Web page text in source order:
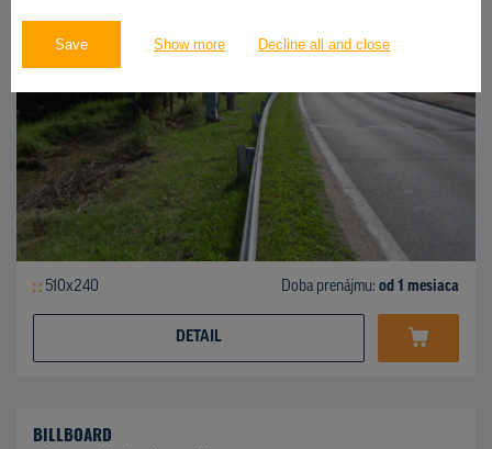
Save Show more Decline all and close
510x240 Doba prenájmu: od 1 mesiaca
DETAIL
BILLBOARD